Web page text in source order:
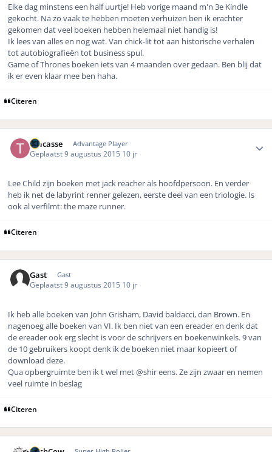
Elke dag minstens een half uurtje! Heb vorige maand m'n 3e Kindle
gekocht. Na zo vaak te hebben moeten verhuizen ben ik erachter
gekomen dat veel boeken hebben helemaal niet handig is!
Ik lees van alles en nog wat. Van chick-lit tot aan historische verhalen
tot autobiografieën tot business spul.
Game of Thrones boeken iets van 4 maanden over gedaan. Ben blij dat
ik er even klaar mee ben haha.
Citeren
Tracasse Advantage Player
Geplaatst9 augustus 2015 10 jr
Lee Child zijn boeken met jack reacher als hoofdpersoon. En verder
heb ik net de labyrint renner gelezen, eerste deel van een triologie. Is
ook al verfilmt: the maze runner.
Citeren
Gast Gast
Geplaatst9 augustus 2015 10 jr
Ik heb alle boeken van John Grisham, David baldacci, dan Brown. En
nagenoeg alle boeken van VI. Ik ben niet van een ereader en denk dat
de ereader ook erg slecht is voor de schrijvers en boekenwinkels. 9 van
de 10 gebruikers koopt denk ik de boeken niet maar kopieert of
download deze.
Qua opbergruimte ben ik t wel met @shir eens. Ze zijn zwaar en nemen
veel ruimte in beslag
Citeren